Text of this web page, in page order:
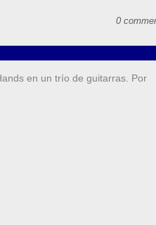
0
en un trío de guitarras. Por